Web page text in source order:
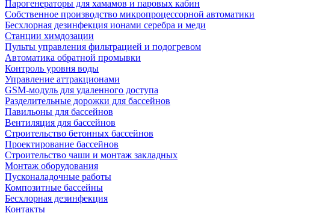
Парогенераторы для хамамов и паровых кабин
Собственное производство микропроцессорной автоматики
Беcхлорная дезинфекция ионами серебра и меди
Станции химдозации
Пульты управления фильтрацией и подогревом
Автоматика обратной промывки
Контроль уровня воды
Управление аттракционами
GSM-модуль для удаленного доступа
Разделительные дорожки для бассейнов
Павильоны для бассейнов
Вентиляция для бассейнов
Строительство бетонных бассейнов
Проектирование бассейнов
Строительство чаши и монтаж закладных
Монтаж оборудования
Пусконаладочные работы
Композитные бассейны
Бесхлорная дезинфекция
Контакты